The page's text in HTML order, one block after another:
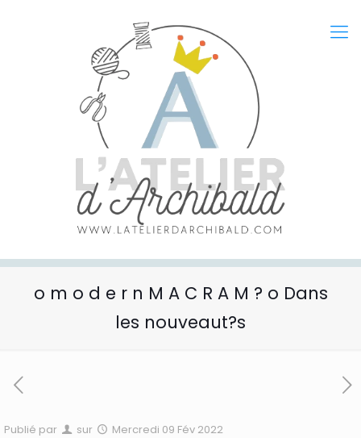
o m o d e r n M A C R A M ? o Dans
les nouveaut?s
Publié par sur Mercredi 09 Fév 2022